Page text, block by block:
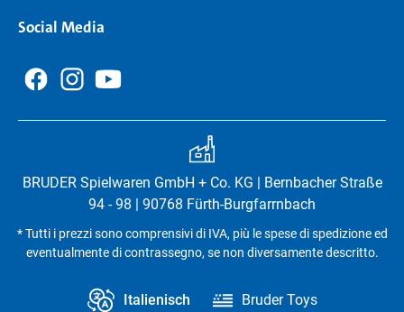
Social Media
BRUDER Spielwaren GmbH + Co. KG | Bernbacher Straße
94 - 98 | 90768 Fürth-Burgfarrnbach
* Tutti i prezzi sono comprensivi di IVA, più le spese di spedizione ed
eventualmente di contrassegno, se non diversamente descritto.
Italienisch Bruder Toys